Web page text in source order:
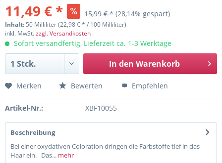
11,49 € * 15,99 € * (28,14% gespart)
Inhalt: 50 Milliliter (22,98 € * / 100 Milliliter)
inkl. MwSt.zzgl. Versandkosten
Sofort versandfertig, Lieferzeit ca. 1-3 Werktage
In den Warenkorb
Merken Bewerten Empfehlen
Artikel-Nr.: XBF10055
Beschreibung
Bei einer oxydativen Coloration dringen die Farbstoffe tief in das
Haar ein. Das... mehr